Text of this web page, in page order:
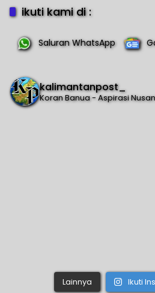
ikuti kami di :
Saluran WhatsApp
kalimantanpost_
Koran Banua - Aspirasi
Lainnya Ikuti